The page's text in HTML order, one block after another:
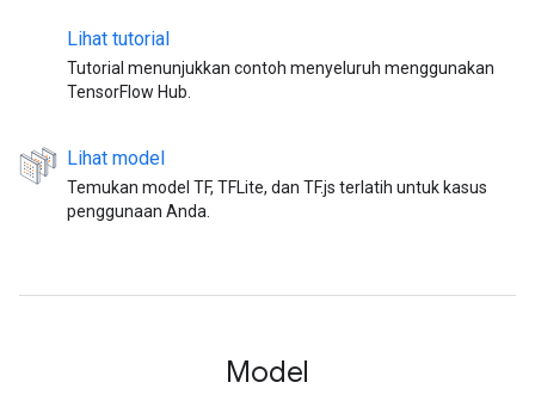
Lihat tutorial
Tutorial menunjukkan contoh menyeluruh menggunakan
TensorFlow Hub.
Lihat model
Temukan model TF, TFLite, dan TF.js terlatih untuk kasus
penggunaan Anda.
Model